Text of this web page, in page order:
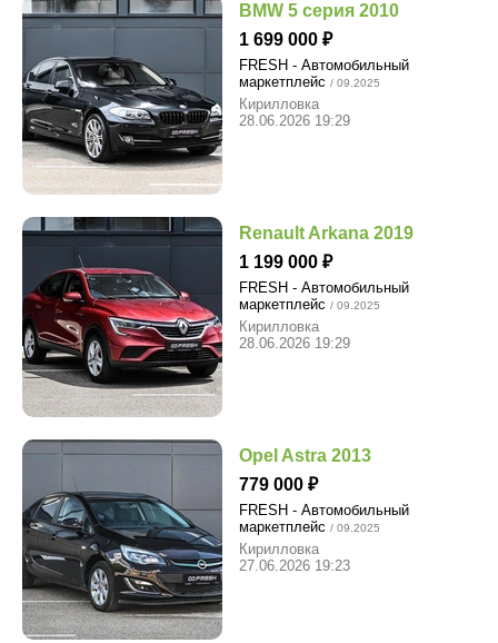
BMW 5 серия 2010
1 699 000
FRESH - Автомобильный
маркетплейс / 09.2025
Кирилловка
28.06.2026 19:29
Renault Arkana 2019
1 199 000
FRESH - Автомобильный
маркетплейс / 09.2025
Кирилловка
28.06.2026 19:29
Opel Astra 2013
779 000
FRESH - Автомобильный
маркетплейс / 09.2025
Кирилловка
27.06.2026 19:23